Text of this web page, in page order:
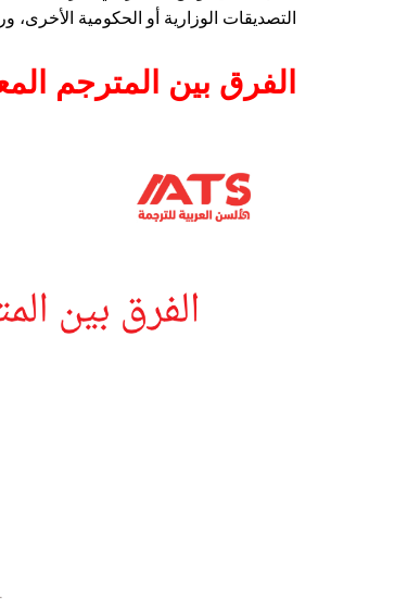
التصديقات الوزارية أو الحكومية
الفرق بين المترجم